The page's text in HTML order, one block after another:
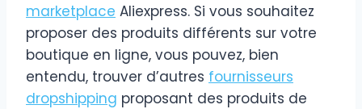
marketplace Aliexpress. Si vous souhaitez
proposer des produits différents sur votre
boutique en ligne, vous pouvez, bien
entendu, trouver d’autres fournisseurs
dropshipping proposant des produits de